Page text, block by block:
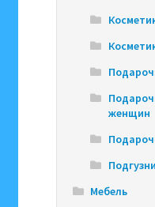
женщин
Мебель